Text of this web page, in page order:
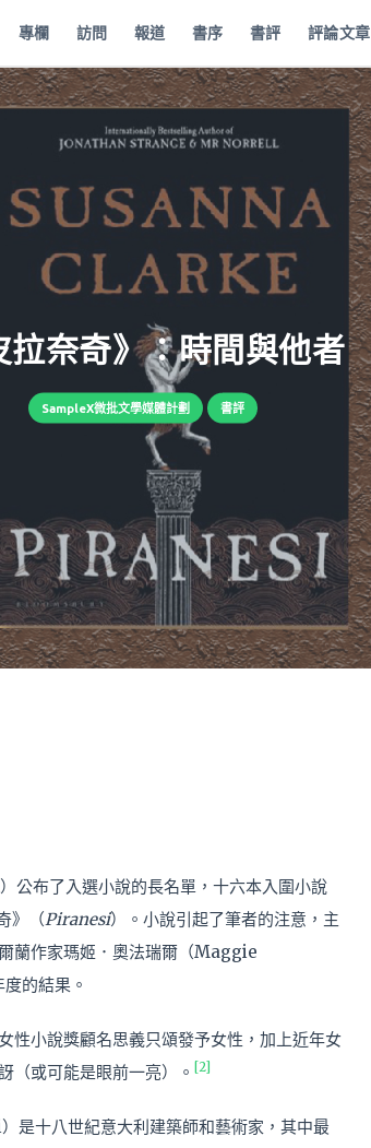
專欄 訪問 報道 書序 書評 評論文章
拉奈奇》：時間與他者
SampleX微批文學媒體計劃 書評
布了入選小說的長名單，十六本入圍小說
》（Piranesi）。小說引起了筆者的注意，主
蘭作家瑪姬．奧法瑞爾（Maggie
的結果。
性小說獎顧名思義只頌發予女性，加上近年女
（或可能是眼前一亮）。
[2]
十八世紀意大利建築師和藝術家，其中最